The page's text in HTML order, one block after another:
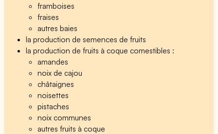
framboises
fraises
autres baies
la production de semences de fruits
la production de fruits à coque comestibles :
amandes
noix de cajou
châtaignes
noisettes
pistaches
noix communes
autres fruits à coque